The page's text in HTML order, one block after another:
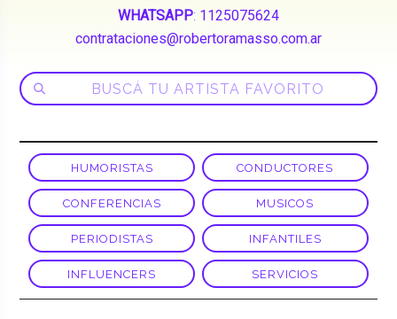
WHATSAPP: 1125075624
contrataciones@robertoramasso.com.ar
HUMORISTAS CONDUCTORES
CONFERENCIAS MUSICOS
PERIODISTAS INFANTILES
INFLUENCERS SERVICIOS